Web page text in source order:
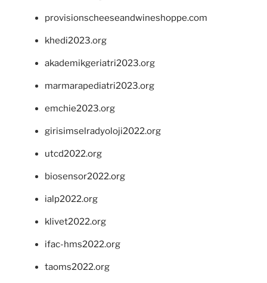
provisionscheeseandwineshoppe.com
khedi2023.org
akademikgeriatri2023.org
marmarapediatri2023.org
emchie2023.org
girisimselradyoloji2022.org
utcd2022.org
biosensor2022.org
ialp2022.org
klivet2022.org
ifac-hms2022.org
taoms2022.org